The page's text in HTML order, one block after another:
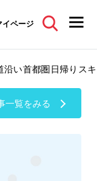
イページ
沿い首都圏日帰りス
一覧をみる